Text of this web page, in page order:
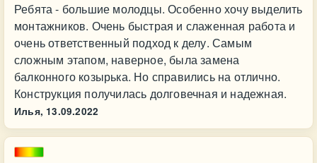
Ребята - большие молодцы. Особенно хочу выделить
монтажников. Очень быстрая и слаженная работа и
очень ответственный подход к делу. Самым
сложным этапом, наверное, была замена
балконного козырька. Но справились на отлично.
Конструкция получилась долговечная и надежная.
Илья, 13.09.2022